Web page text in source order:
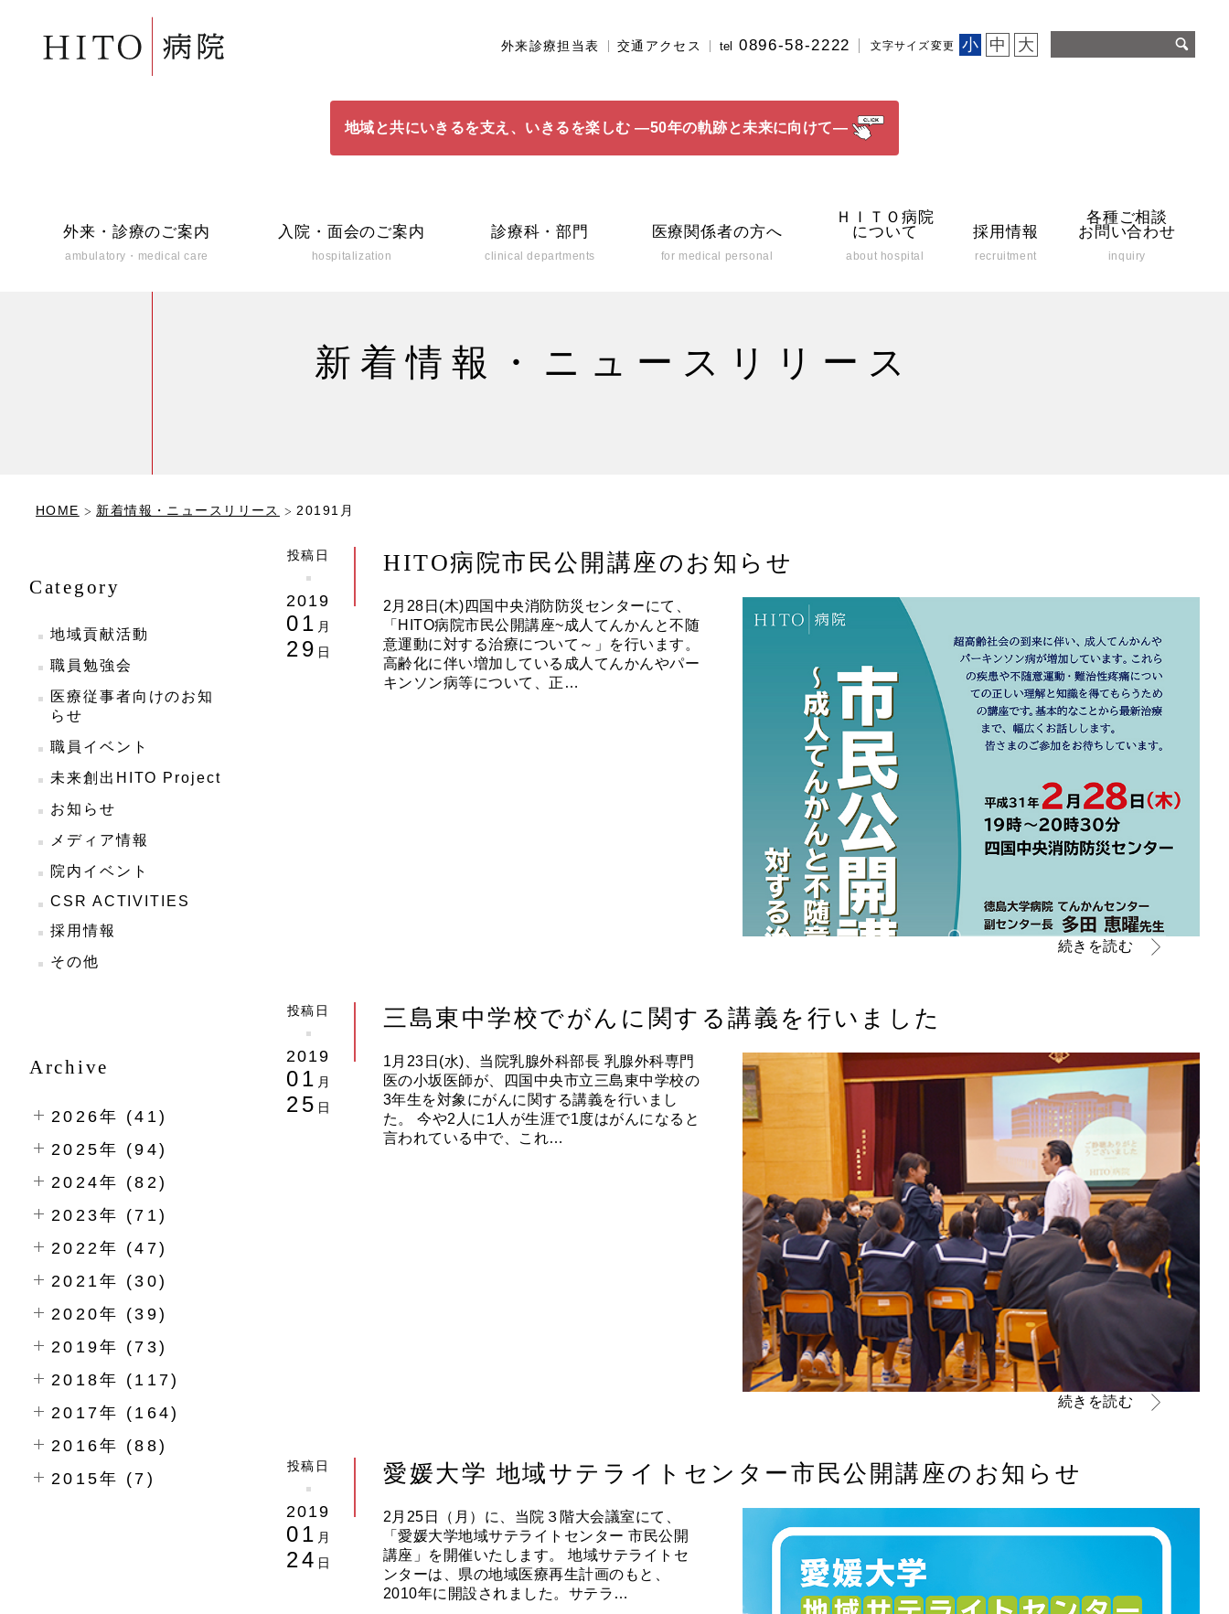
外来診療担当表 交通アクセス tel 0896-58-2222 文字サイズ変更 小 中 大
地域と共にいきるを支え、いきるを楽しむ ―50年の軌跡と未来に向けて―
外来・診療のご案内
ambulatory・medical care
入院・面会のご案内
hospitalization
診療科・部門
clinical departments
医療関係者の方へ
for medical personal
ＨＩＴＯ病院
について
about hospital
採用情報
recruitment
各種ご相談
お問い合わせ
inquiry
新着情報・ ニュースリリース
HOME 新着情報・ニュースリリース 20191月
Category
地域貢献活動
職員勉強会
医療従事者向けのお知
らせ
職員イベント
未来創出HITO Project
お知らせ
メディア情報
院内イベント
CSR ACTIVITIES
採用情報
その他
Archive
2026年 (41)
2025年 (94)
2024年 (82)
2023年 (71)
2022年 (47)
2021年 (30)
2020年 (39)
2019年 (73)
2018年 (117)
2017年 (164)
2016年 (88)
2015年 (7)
投稿日
2019
01 月
29 日
HITO病院市民公開講座のお知らせ
2月28日(木)四国中央消防防災センターにて、
「HITO病院市民公開講座~成人てんかんと不随
意運動に対する治療について～」を行います。
高齢化に伴い増加している成人てんかんやパー
キンソン病等について、正…
続きを読む
投稿日
2019
01 月
25 日
三島東中学校でがんに関する講義を行いました
1月23日(水)、当院乳腺外科部長 乳腺外科専門
医の小坂医師が、四国中央市立三島東中学校の
3年生を対象にがんに関する講義を行いまし
た。 今や2人に1人が生涯で1度はがんになると
言われている中で、これ…
続きを読む
投稿日
2019
01 月
24 日
愛媛大学 地域サテライトセンター市民公開講座のお知らせ
2月25日（月）に、当院３階大会議室にて、
「愛媛大学地域サテライトセンター 市民公開
講座」を開催いたします。 地域サテライトセ
ンターは、県の地域医療再生計画のもと、
2010年に開設されました。サテラ…